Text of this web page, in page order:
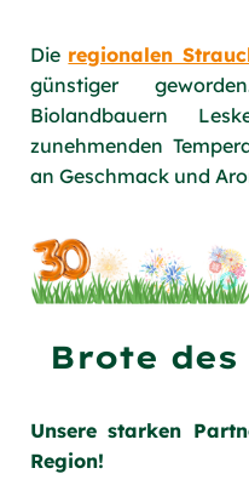
Die regionalen
günstiger
Biolandbauern
zunehmenden
an Geschmack und
Brote
Unsere starken
Region!